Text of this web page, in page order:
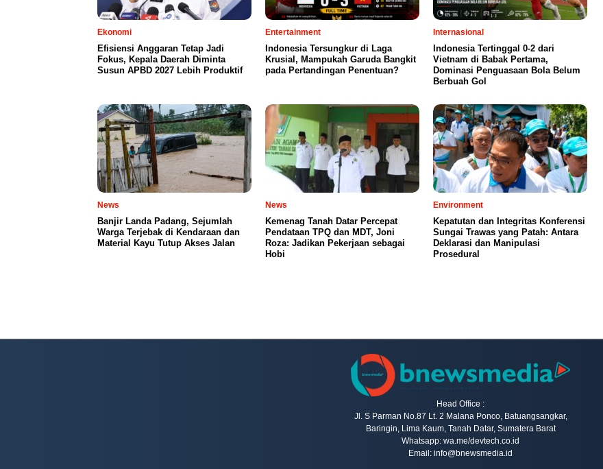
Ekonomi
Efisiensi Anggaran Tetap Jadi
Fokus, Kepala Daerah Diminta
Susun APBD 2027 Lebih Produktif
Entertainment
Indonesia Tersungkur di Laga
Krusial, Mampukah Garuda Bangkit
pada Pertandingan Penentuan?
Internasional
Indonesia Tertinggal 0-2 dari
Vietnam di Babak Pertama,
Dominasi Penguasaan Bola Belum
Berbuah Gol
News
Banjir Landa Padang, Sejumlah
Warga Terjebak di Kendaraan dan
Material Kayu Tutup Akses Jalan
News
Kemenag Tanah Datar Percepat
Pendataan TPQ dan MDT, Joni
Roza: Jadikan Pekerjaan sebagai
Hobi
Environment
Kepatutan dan Integritas Konferensi
Sungai Trawas yang Patah: Antara
Deklarasi dan Manipulasi
Prosedural
Head Office :
Jl. S Parman No.87 Lt. 2 Malana Ponco, Batuangsangkar,
Baringin, Lima Kaum, Tanah Datar, Sumatera Barat
Whatsapp: wa.me/devtech.co.id
Email: info@bnewsmedia.id